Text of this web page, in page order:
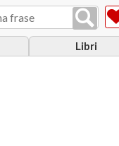
Libri